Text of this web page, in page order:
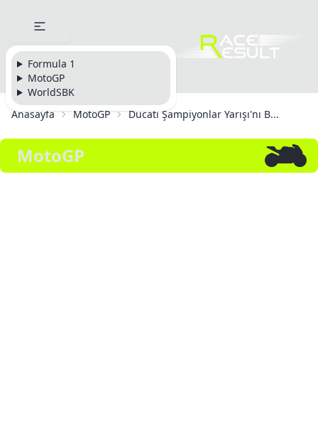
Formula 1
MotoGP
WorldSBK
Anasayfa
MotoGP Ducati Şampiyonlar Yarışı'nı B...
MotoGP